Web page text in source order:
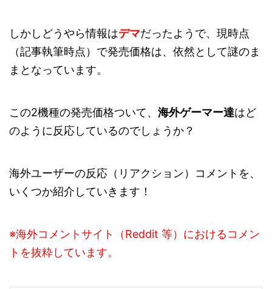
しかしどうやら情報はデマだったようで、現時点
（記事執筆時点）で発売価格は、依然として謎のま
まとなっています。
この2機種の発売価格ついて、 海外ゲーマー達はど
のように反応しているのでしょうか？
海外ユーザーの反応（リアクション）コメントを、
いくつか紹介していきます！
※海外コメントサイト（Reddit 等）におけるコメン
トを抜粋しています。